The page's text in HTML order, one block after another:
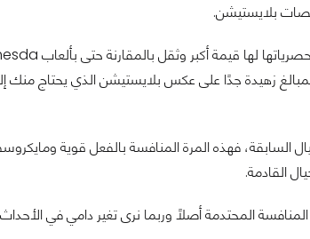
بلايستيشن.
زهيدة جدًا على عكس بلايستيشن الذي يحتاج منك
السابقة، فهذه المرة المنافسة بالفعل قوية
القادمة.
المحتدمة أصلًا وربما نرى تغير دامي في